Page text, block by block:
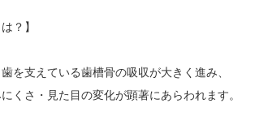
？】
を支えている歯槽骨の吸収が大きく進み、
くさ・見た目の変化が顕著にあらわれます。